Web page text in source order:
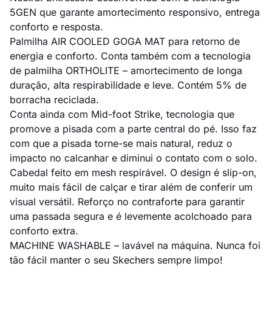
5GEN que garante amortecimento responsivo, entrega
conforto e resposta.
Palmilha AIR COOLED GOGA MAT para retorno de
energia e conforto. Conta também com a tecnologia
de palmilha ORTHOLITE – amortecimento de longa
duração, alta respirabilidade e leve. Contém 5% de
borracha reciclada.
Conta ainda com Mid-foot Strike, tecnologia que
promove a pisada com a parte central do pé. Isso faz
com que a pisada torne-se mais natural, reduz o
impacto no calcanhar e diminui o contato com o solo.
Cabedal feito em mesh respirável. O design é slip-on,
muito mais fácil de calçar e tirar além de conferir um
visual versátil. Reforço no contraforte para garantir
uma passada segura e é levemente acolchoado para
conforto extra.
MACHINE WASHABLE – lavável na máquina. Nunca foi
tão fácil manter o seu Skechers sempre limpo!